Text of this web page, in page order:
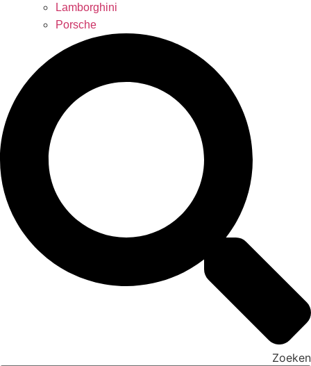
Lamborghini
Porsche
Zoeken